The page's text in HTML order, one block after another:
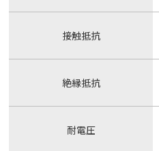
接触抵抗
絶縁抵抗
耐電圧